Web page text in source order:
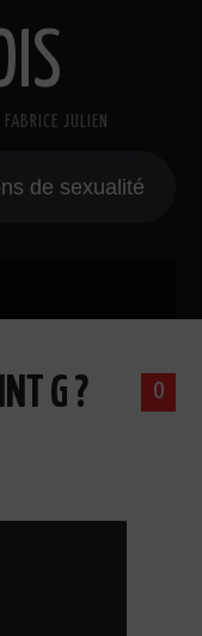
JULIEN
de sexualité
0
G ?